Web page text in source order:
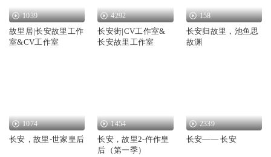
1039
故里居|长安故里工作
室&CV工作室
4292
长安街|CV工作室&
长安故里工作室
158
长安归故里，池鱼思
故渊
1074
长安，故里-世家皇后
1454
长安，故里2-仵作皇
后（第一季）
2339
长安—— 长安